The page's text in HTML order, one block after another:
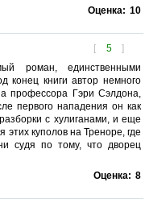
Оценка: 10
[ 5 ]
роман, единственными
конец книги автор немного
профессора Гэри Сэлдона,
первого нападения он как
с хулиганами, и еще
куполов на Треноре, где
судя по тому, что дворец
Оценка: 8